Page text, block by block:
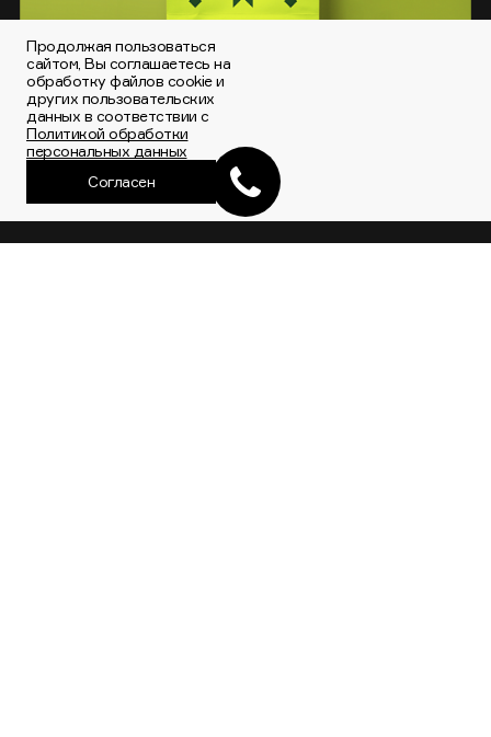
Продолжая пользоваться
сайтом, Вы соглашаетесь на
обработку файлов cookie и
других пользовательских
данных в соответствии с
Политикой обработки
персональных данных
Согласен